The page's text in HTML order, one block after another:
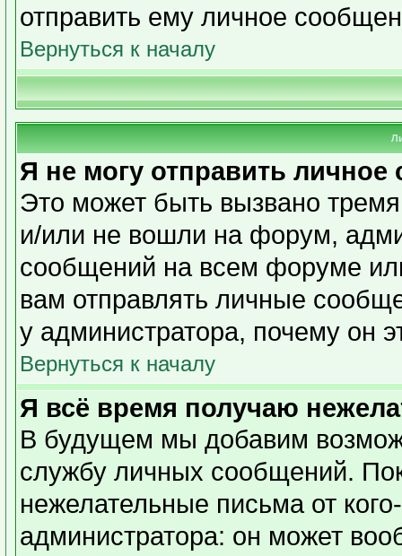
отправить ему личное
Вернуться к началу
Я не могу отправить
Это может быть вызвано
и/или не вошли на форум,
сообщений на всем форуме
вам отправлять личные
у администратора, почему он
Вернуться к началу
Я всё время получаю
В будущем мы добавим
службу личных сообщений.
нежелательные письма от
администратора: он может